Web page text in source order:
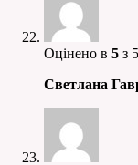
Оцінено в 5 з 5
Светлана